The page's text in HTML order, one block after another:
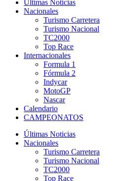
Últimas Noticias
Nacionales
Turismo Carretera
Turismo Nacional
TC2000
Top Race
Internacionales
Formula 1
Fórmula 2
Indycar
MotoGP
Nascar
Calendario
CAMPEONATOS
Últimas Noticias
Nacionales
Turismo Carretera
Turismo Nacional
TC2000
Top Race